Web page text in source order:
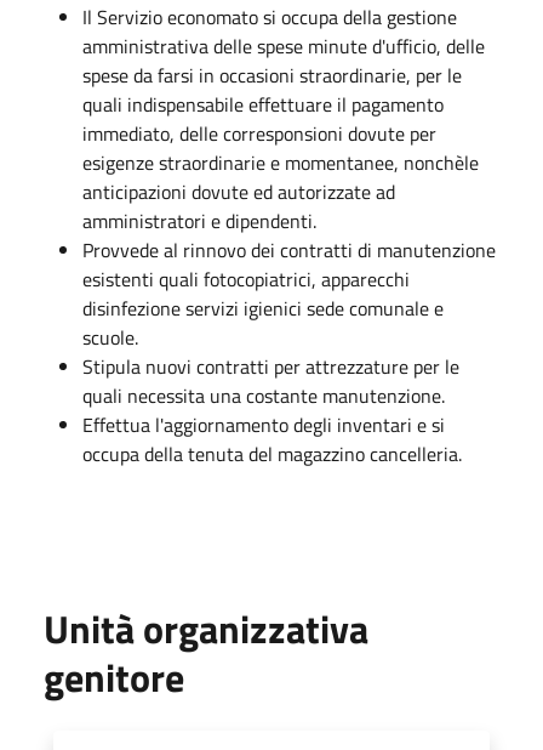
Il Servizio economato si occupa della gestione
amministrativa delle spese minute d'ufficio, delle
spese da farsi in occasioni straordinarie, per le
quali indispensabile effettuare il pagamento
immediato, delle corresponsioni dovute per
esigenze straordinarie e momentanee, nonchèle
anticipazioni dovute ed autorizzate ad
amministratori e dipendenti.
Provvede al rinnovo dei contratti di manutenzione
esistenti quali fotocopiatrici, apparecchi
disinfezione servizi igienici sede comunale e
scuole.
Stipula nuovi contratti per attrezzature per le
quali necessita una costante manutenzione.
Effettua l'aggiornamento degli inventari e si
occupa della tenuta del magazzino cancelleria.
Unità organizzativa
genitore